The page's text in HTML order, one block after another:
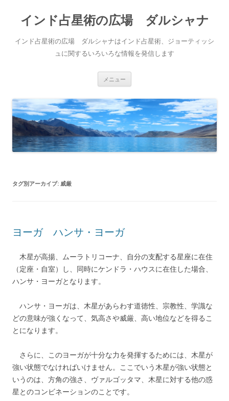
インド占星術の広場 ダルシャナ
インド占星術の広場 ダルシャナはインド占星術、ジョーティッシ
ュに関するいろいろな情報を発信します
メニュー
タグ別アーカイブ: 威厳
ヨーガ ハンサ・ヨーガ
木星が高揚、ムーラトリコーナ、自分の支配する星座に在住
（定座・自室）し、同時にケンドラ・ハウスに在住した場合、
ハンサ・ヨーガとなります。
ハンサ・ヨーガは、木星があらわす道徳性、宗教性、学識な
どの意味が強くなって、気高さや威厳、高い地位などを得るこ
とになります。
さらに、このヨーガが十分な力を発揮するためには、木星が
強い状態でなければいけません。ここでいう木星が強い状態と
いうのは、方角の強さ、ヴァルゴッタマ、木星に対する他の惑
星とのコンビネーションのことです。